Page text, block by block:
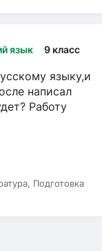
язык 9 класс
языку,и
написал
Работу
Подготовка